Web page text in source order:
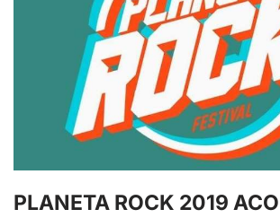
PLANETA ROCK 2019